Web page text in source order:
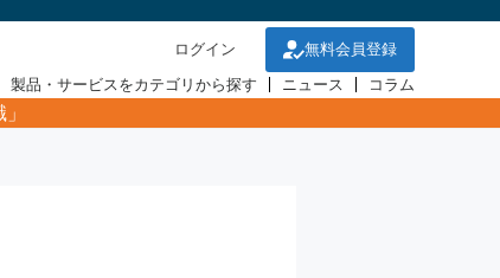
ログイン
無料会員登録
製品・サービスをカテゴリから探す
ニュース コラム